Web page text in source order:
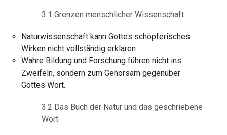
3.1 Grenzen menschlicher Wissenschaft
Naturwissenschaft kann Gottes schöpferisches
Wirken nicht vollständig erklären.
Wahre Bildung und Forschung führen nicht ins
Zweifeln, sondern zum Gehorsam gegenüber
Gottes Wort.
3.2 Das Buch der Natur und das geschriebene
Wort